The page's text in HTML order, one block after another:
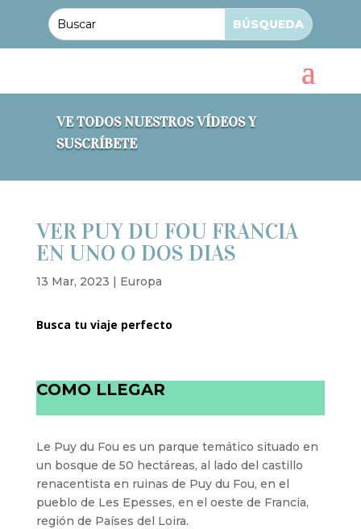
VE TODOS NUESTROS VÍDEOS Y
SUSCRÍBETE
VER PUY DU FOU FRANCIA
EN UNO O DOS DIAS
13 Mar, 2023 | Europa
Busca tu viaje perfecto
COMO LLEGAR
Le Puy du Fou es un parque temático situado en
un bosque de 50 hectáreas, al lado del castillo
renacentista en ruinas de Puy du Fou, en el
pueblo de Les Epesses, en el oeste de Francia,
región de Países del Loira.